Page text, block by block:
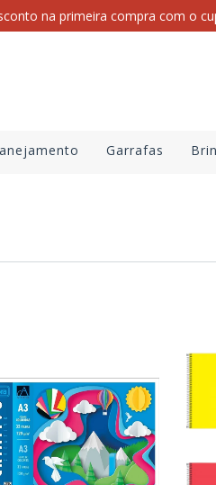
na primeira compra com o
Garrafas